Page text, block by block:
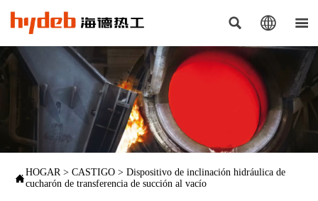
  
HOGAR> CASTIGO > Dispositivo de inclinación hidráulica de
cucharón de transferencia de succión al vacío